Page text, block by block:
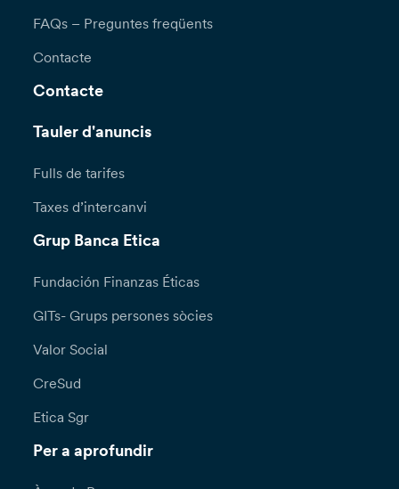
FAQs – Preguntes freqüents
Contacte
Contacte
Tauler d'anuncis
Fulls de tarifes
Taxes d’intercanvi
Grup Banca Etica
Fundación Finanzas Éticas
GITs- Grups persones sòcies
Valor Social
CreSud
Etica Sgr
Per a aprofundir